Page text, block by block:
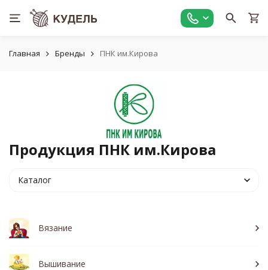
Главная Бренды ПНК им.Кирова
Продукция ПНК им.Кирова
Каталог
Вязание
Вышивание